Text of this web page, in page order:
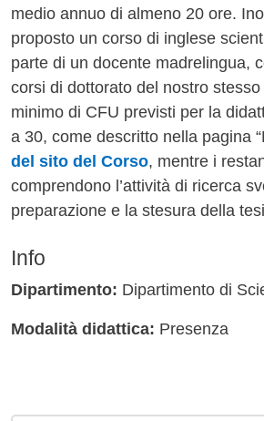
medio annuo di almeno 20 ore.
proposto un corso di inglese
parte di un docente madrelingua,
corsi di dottorato del nostro
minimo di CFU previsti per la
a 30, come descritto nella pagina
del sito del Corso, mentre i
comprendono l’attività di ricerca
preparazione e la stesura della
Info
Dipartimento: Dipartimento di
Modalità didattica: Presenza